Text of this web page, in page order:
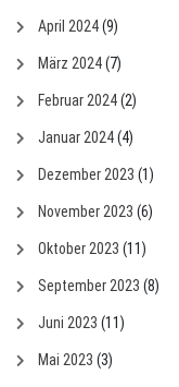
April 2024(9)
März 2024(7)
Februar 2024(2)
Januar 2024(4)
Dezember 2023 (1)
November 2023 (6)
Oktober 2023 (11)
September 2023 (8)
Juni 2023 (11)
Mai 2023 (3)